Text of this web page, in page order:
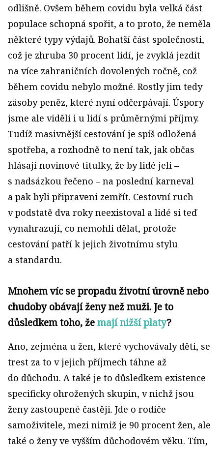
odlišně. Ovšem během covidu byla velká část
populace schopná spořit, a to proto, že neměla
některé typy výdajů. Bohatší část společnosti,
což je zhruba 30 procent lidí, je zvyklá jezdit
na více zahraničních dovolených ročně, což
během covidu nebylo možné. Rostly jim tedy
zásoby peněz, které nyní odčerpávají. Úspory
jsme ale viděli i u lidí s průměrnými příjmy.
Tudíž masivnější cestování je spíš odložená
spotřeba, a rozhodně to není tak, jak občas
hlásají novinové titulky, že by lidé jeli –
s nadsázkou řečeno – na poslední karneval
a pak byli připraveni zemřít. Cestovní ruch
v podstatě dva roky neexistoval a lidé si teď
vynahrazují, co nemohli dělat, protože
cestování patří k jejich životnímu stylu
a standardu.
Mnohem víc se propadu životní úrovně nebo
chudoby obávají ženy než muži. Je to
důsledkem toho, žemají nižší platy?
Ano, zejména u žen, které vychovávaly děti, se
trest za to v jejich příjmech táhne až
do důchodu. A také je to důsledkem existence
specificky ohrožených skupin, v nichž jsou
ženy zastoupené častěji. Jde o rodiče
samoživitele, mezi nimiž je 90 procent žen, ale
také o ženy ve vyšším důchodovém věku. Tím,